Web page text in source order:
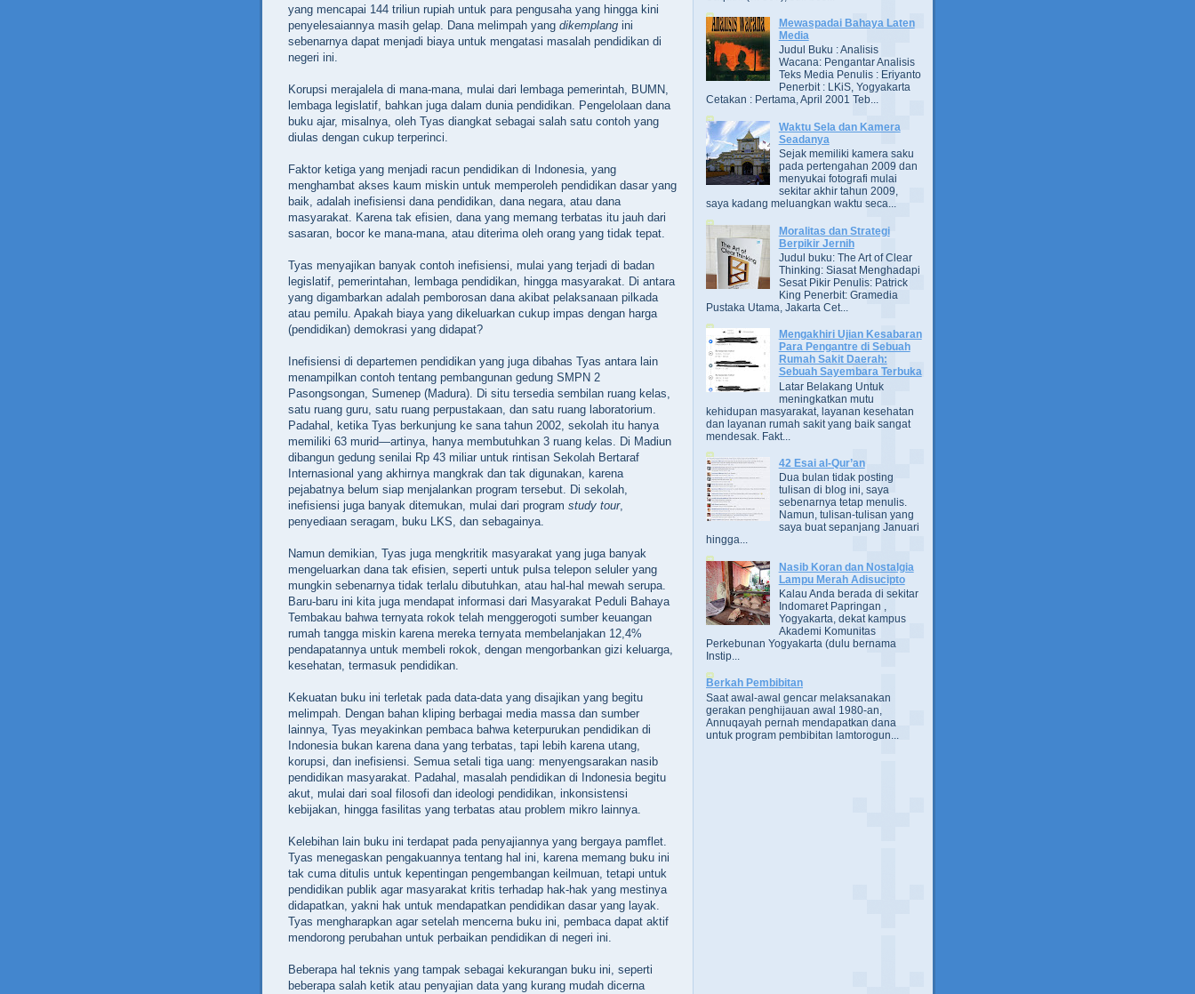
yang mencapai 144 triliun rupiah untuk para pengusaha yang hingga kini
penyelesaiannya masih gelap. Dana melimpah yang dikemplang ini
sebenarnya dapat menjadi biaya untuk mengatasi masalah pendidikan di
negeri ini.
Korupsi merajalela di mana-mana, mulai dari lembaga pemerintah, BUMN,
lembaga legislatif, bahkan juga dalam dunia pendidikan. Pengelolaan dana
buku ajar, misalnya, oleh Tyas diangkat sebagai salah satu contoh yang
diulas dengan cukup terperinci.
Faktor ketiga yang menjadi racun pendidikan di Indonesia, yang
menghambat akses kaum miskin untuk memperoleh pendidikan dasar yang
baik, adalah inefisiensi dana pendidikan, dana negara, atau dana
masyarakat. Karena tak efisien, dana yang memang terbatas itu jauh dari
sasaran, bocor ke mana-mana, atau diterima oleh orang yang tidak tepat.
Tyas menyajikan banyak contoh inefisiensi, mulai yang terjadi di badan
legislatif, pemerintahan, lembaga pendidikan, hingga masyarakat. Di antara
yang digambarkan adalah pemborosan dana akibat pelaksanaan pilkada
atau pemilu. Apakah biaya yang dikeluarkan cukup impas dengan harga
(pendidikan) demokrasi yang didapat?
Inefisiensi di departemen pendidikan yang juga dibahas Tyas antara lain
menampilkan contoh tentang pembangunan gedung SMPN 2
Pasongsongan, Sumenep (Madura). Di situ tersedia sembilan ruang kelas,
satu ruang guru, satu ruang perpustakaan, dan satu ruang laboratorium.
Padahal, ketika Tyas berkunjung ke sana tahun 2002, sekolah itu hanya
memiliki 63 murid—artinya, hanya membutuhkan 3 ruang kelas. Di Madiun
dibangun gedung senilai Rp 43 miliar untuk rintisan Sekolah Bertaraf
Internasional yang akhirnya mangkrak dan tak digunakan, karena
pejabatnya belum siap menjalankan program tersebut. Di sekolah,
inefisiensi juga banyak ditemukan, mulai dari program study tour,
penyediaan seragam, buku LKS, dan sebagainya.
Namun demikian, Tyas juga mengkritik masyarakat yang juga banyak
mengeluarkan dana tak efisien, seperti untuk pulsa telepon seluler yang
mungkin sebenarnya tidak terlalu dibutuhkan, atau hal-hal mewah serupa.
Baru-baru ini kita juga mendapat informasi dari Masyarakat Peduli Bahaya
Tembakau bahwa ternyata rokok telah menggerogoti sumber keuangan
rumah tangga miskin karena mereka ternyata membelanjakan 12,4%
pendapatannya untuk membeli rokok, dengan mengorbankan gizi keluarga,
kesehatan, termasuk pendidikan.
Kekuatan buku ini terletak pada data-data yang disajikan yang begitu
melimpah. Dengan bahan kliping berbagai media massa dan sumber
lainnya, Tyas meyakinkan pembaca bahwa keterpurukan pendidikan di
Indonesia bukan karena dana yang terbatas, tapi lebih karena utang,
korupsi, dan inefisiensi. Semua setali tiga uang: menyengsarakan nasib
pendidikan masyarakat. Padahal, masalah pendidikan di Indonesia begitu
akut, mulai dari soal filosofi dan ideologi pendidikan, inkonsistensi
kebijakan, hingga fasilitas yang terbatas atau problem mikro lainnya.
Kelebihan lain buku ini terdapat pada penyajiannya yang bergaya pamflet.
Tyas menegaskan pengakuannya tentang hal ini, karena memang buku ini
tak cuma ditulis untuk kepentingan pengembangan keilmuan, tetapi untuk
pendidikan publik agar masyarakat kritis terhadap hak-hak yang mestinya
didapatkan, yakni hak untuk mendapatkan pendidikan dasar yang layak.
Tyas mengharapkan agar setelah mencerna buku ini, pembaca dapat aktif
mendorong perubahan untuk perbaikan pendidikan di negeri ini.
Beberapa hal teknis yang tampak sebagai kekurangan buku ini, seperti
beberapa salah ketik atau penyajian data yang kurang mudah dicerna
Mewaspadai Bahaya Laten
Media
Judul Buku : Analisis
Wacana: Pengantar Analisis
Teks Media Penulis : Eriyanto
Penerbit : LKiS, Yogyakarta
Cetakan : Pertama, April 2001 Teb...
Waktu Sela dan Kamera
Seadanya
Sejak memiliki kamera saku
pada pertengahan 2009 dan
menyukai fotografi mulai
sekitar akhir tahun 2009,
saya kadang meluangkan waktu seca...
Moralitas dan Strategi
Berpikir Jernih
Judul buku: The Art of Clear
Thinking: Siasat Menghadapi
Sesat Pikir Penulis: Patrick
King Penerbit: Gramedia
Pustaka Utama, Jakarta Cet...
Mengakhiri Ujian Kesabaran
Para Pengantre di Sebuah
Rumah Sakit Daerah:
Sebuah Sayembara Terbuka
Latar Belakang Untuk
meningkatkan mutu
kehidupan masyarakat, layanan kesehatan
dan layanan rumah sakit yang baik sangat
mendesak. Fakt...
42 Esai al-Qur’an
Dua bulan tidak posting
tulisan di blog ini, saya
sebenarnya tetap menulis.
Namun, tulisan-tulisan yang
saya buat sepanjang Januari
hingga...
Nasib Koran dan Nostalgia
Lampu Merah Adisucipto
Kalau Anda berada di sekitar
Indomaret Papringan ,
Yogyakarta, dekat kampus
Akademi Komunitas
Perkebunan Yogyakarta (dulu bernama
Instip...
Berkah Pembibitan
Saat awal-awal gencar melaksanakan
gerakan penghijauan awal 1980-an,
Annuqayah pernah mendapatkan dana
untuk program pembibitan lamtorogun...